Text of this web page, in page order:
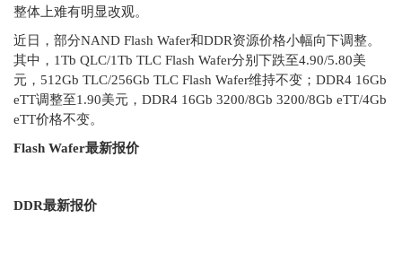
整体上难有明显改观。
近日，部分NAND Flash Wafer和DDR资源价格小幅向下调整。
其中，1Tb QLC/1Tb TLC Flash Wafer分别下跌至4.90/5.80美
元，512Gb TLC/256Gb TLC Flash Wafer维持不变；DDR4 16Gb
eTT调整至1.90美元，DDR4 16Gb 3200/8Gb 3200/8Gb eTT/4Gb
eTT价格不变。
Flash Wafer最新报价
DDR最新报价